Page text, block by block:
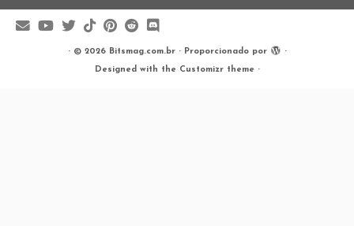
· © 2026 Bitsmag.com.br· Proporcionado por ·
Designed with the Customizr theme ·